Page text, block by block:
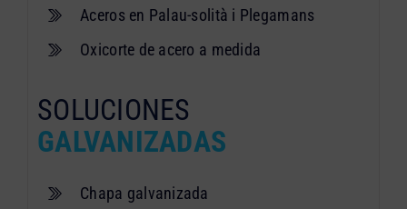
Aceros en Palau-solità i Plegamans
Oxicorte de acero a medida
SOLUCIONES
GALVANIZADAS
Chapa galvanizada